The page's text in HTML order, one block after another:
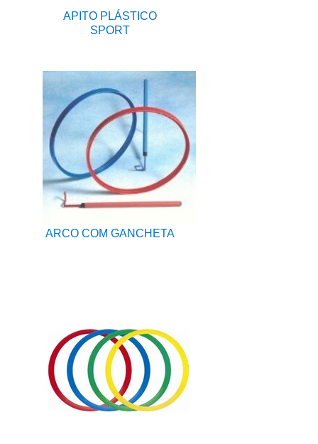
APITO PLÁSTICO
SPORT
ARCO COM GANCHETA